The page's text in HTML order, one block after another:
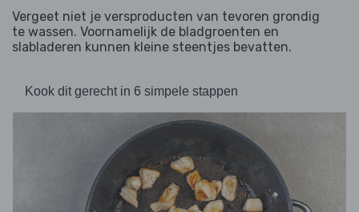
Vergeet niet je versproducten van tevoren grondig
te wassen. Voornamelijk de bladgroenten en
slabladeren kunnen kleine steentjes bevatten.
Kook dit gerecht in 6 simpele stappen